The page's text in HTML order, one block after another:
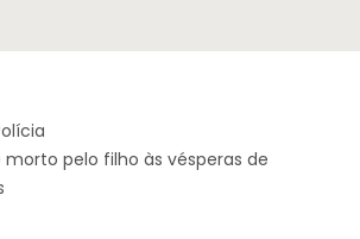
morto pelo filho às vésperas de